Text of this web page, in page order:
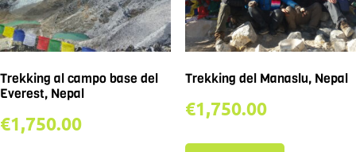
Trekking al campo base del
Everest, Nepal
€1,750.00
Trekking del Manaslu, Nepal
€1,750.00